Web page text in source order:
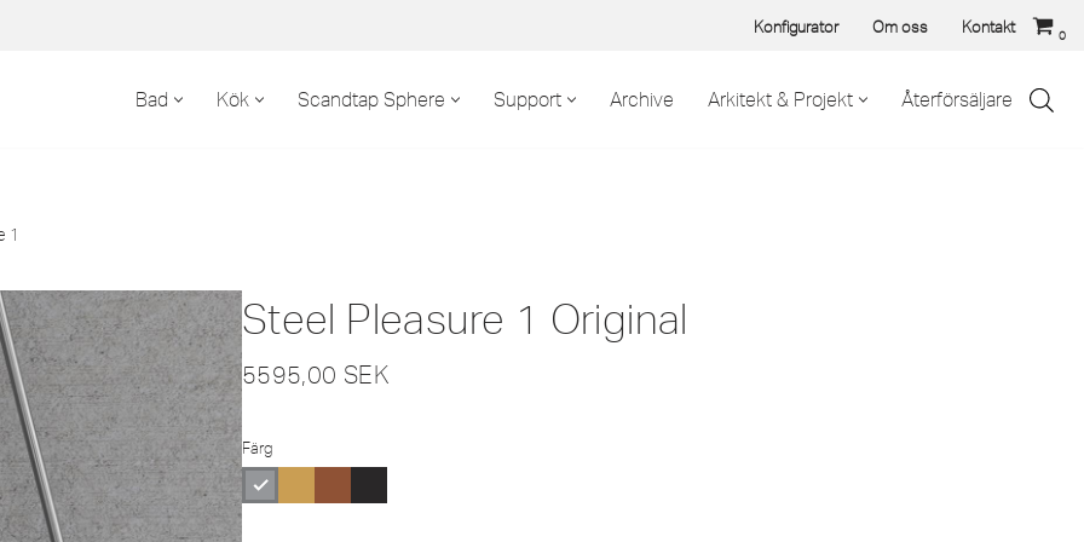
Konfigurator Om oss Kontakt 0
Bad Kök Scandtap Sphere Support Archive Arkitekt & Projekt Återförsäljare
1
Steel Pleasure 1 Original
5595,00 SEK
Färg